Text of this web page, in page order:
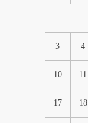
3 4
10 11
17 18